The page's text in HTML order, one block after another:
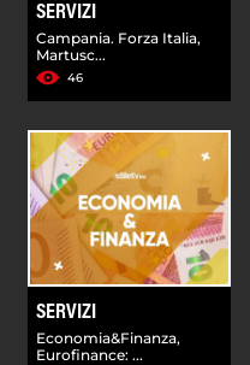
SERVIZI
Campania. Forza Italia,
Martusc...
46
SERVIZI
Economia&Finanza,
Eurofinance: ...